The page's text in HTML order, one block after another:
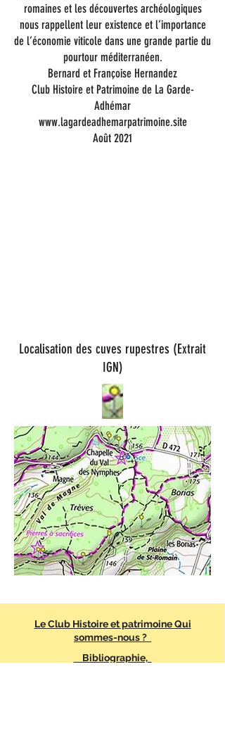
romaines et les découvertes archéologiques
nous rappellent leur existence et l’importance
de l’économie viticole dans une grande partie du
pourtour méditerranéen.
Bernard et Françoise Hernandez
Club Histoire et Patrimoine de La Garde-
Adhémar
www.lagardeadhemarpatrimoine.site
Août 2021
Localisation des cuves rupestres (Extrait
IGN)
Le Club Histoire et patrimoine Qui
sommes-nous ?
Bibliographie,